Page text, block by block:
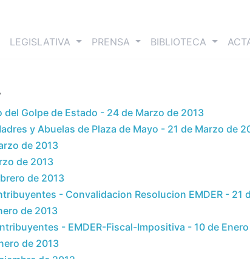
LEGISLATIVA PRENSA BIBLIOTECA
Golpe de Estado - 24 de Marzo de 2013
y Abuelas de Plaza de Mayo - 21 de Marzo de
de 2013
de 2013
de 2013
- Convalidacion Resolucion EMDER - 21
de 2013
- EMDER-Fiscal-Impositiva - 10 de
de 2013